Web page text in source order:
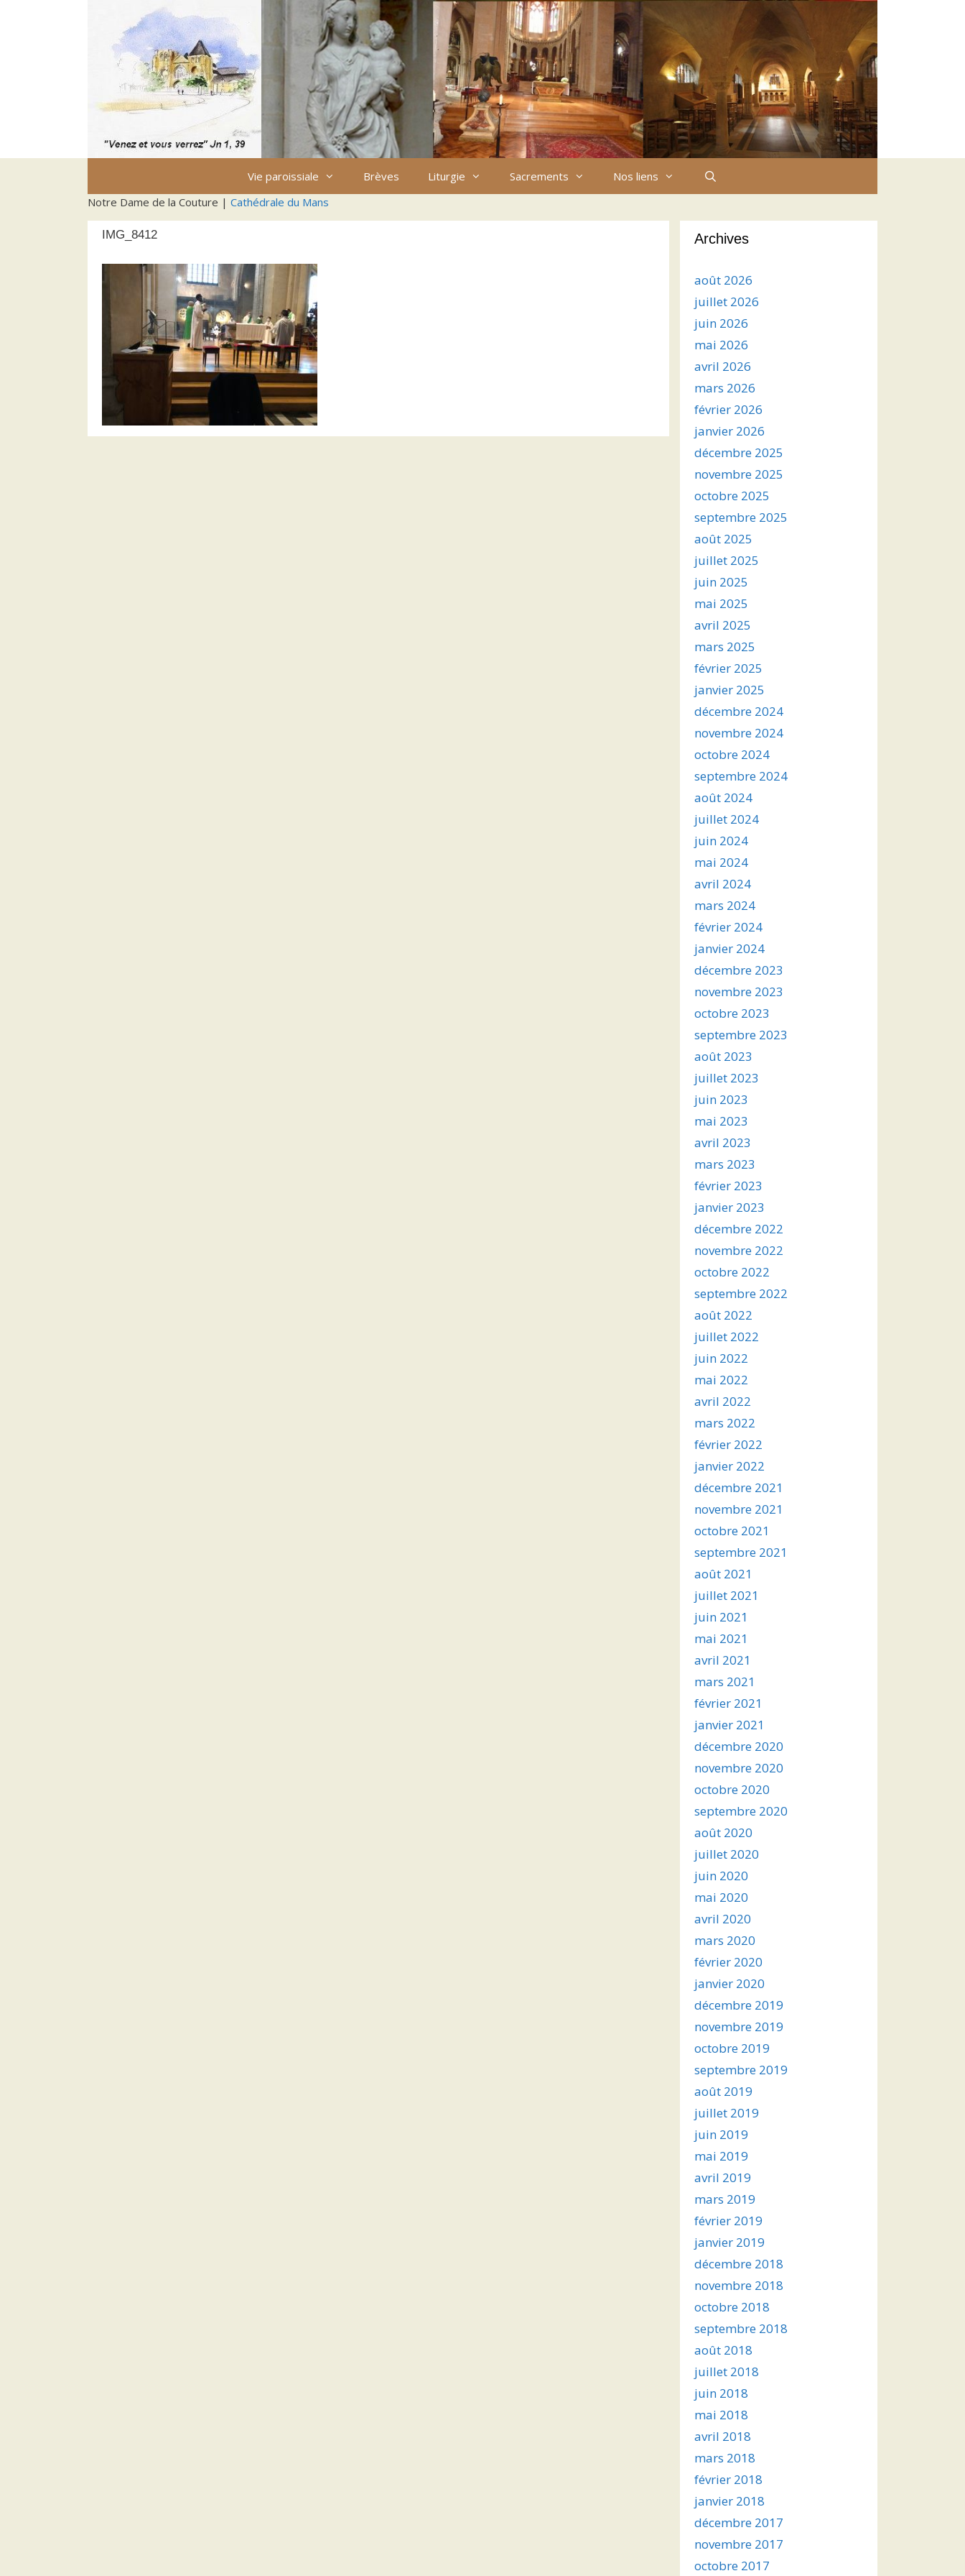
Vie paroissiale Brèves Liturgie Sacrements
Nos liens
Notre Dame de la Couture | Cathédrale du Mans
IMG_8412 Archives
août 2026
juillet 2026
juin 2026
mai 2026
avril 2026
mars 2026
février 2026
janvier 2026
décembre 2025
novembre 2025
octobre 2025
septembre 2025
août 2025
juillet 2025
juin 2025
mai 2025
avril 2025
mars 2025
février 2025
janvier 2025
décembre 2024
novembre 2024
octobre 2024
septembre 2024
août 2024
juillet 2024
juin 2024
mai 2024
avril 2024
mars 2024
février 2024
janvier 2024
décembre 2023
novembre 2023
octobre 2023
septembre 2023
août 2023
juillet 2023
juin 2023
mai 2023
avril 2023
mars 2023
février 2023
janvier 2023
décembre 2022
novembre 2022
octobre 2022
septembre 2022
août 2022
juillet 2022
juin 2022
mai 2022
avril 2022
mars 2022
février 2022
janvier 2022
décembre 2021
novembre 2021
octobre 2021
septembre 2021
août 2021
juillet 2021
juin 2021
mai 2021
avril 2021
mars 2021
février 2021
janvier 2021
décembre 2020
novembre 2020
octobre 2020
septembre 2020
août 2020
juillet 2020
juin 2020
mai 2020
avril 2020
mars 2020
février 2020
janvier 2020
décembre 2019
novembre 2019
octobre 2019
septembre 2019
août 2019
juillet 2019
juin 2019
mai 2019
avril 2019
mars 2019
février 2019
janvier 2019
décembre 2018
novembre 2018
octobre 2018
septembre 2018
août 2018
juillet 2018
juin 2018
mai 2018
avril 2018
mars 2018
février 2018
janvier 2018
décembre 2017
novembre 2017
octobre 2017